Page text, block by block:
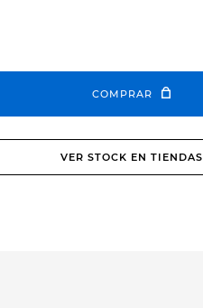
COMPRAR
VER STOCK EN TIENDAS